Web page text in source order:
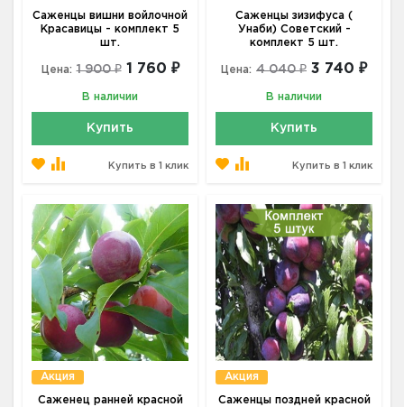
Саженцы вишни войлочной
Красавицы - комплект 5
шт.
Цена: 1 900 ₽ 1 760 ₽
В наличии
Купить
Купить в 1 клик
Саженцы зизифуса (
Унаби) Советский -
комплект 5 шт.
Цена: 4 040 ₽ 3 740 ₽
В наличии
Купить
Купить в 1 клик
Акция
Саженец ранней красной
Акция
Саженцы поздней красной